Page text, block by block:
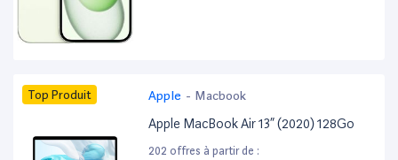
Top Produit Apple - Macbook
Apple MacBook Air 13” (2020) 128Go
202 offres à partir de :